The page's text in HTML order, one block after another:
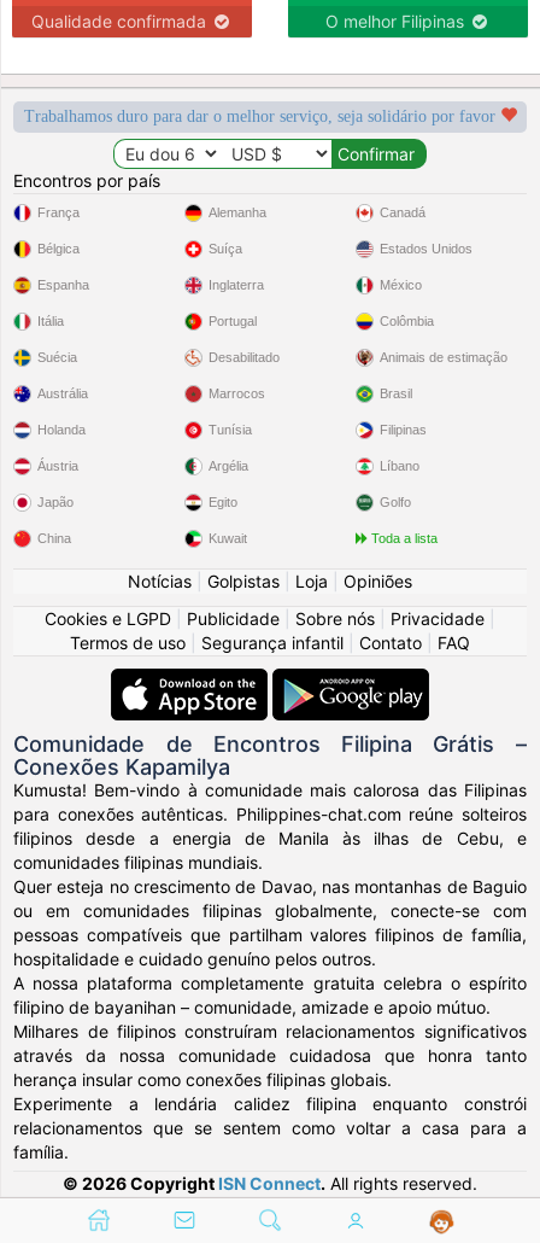
Qualidade confirmada O melhor Filipinas
Trabalhamos duro para dar o melhor serviço, seja solidário por favor
Encontros por país
França
Bélgica
Espanha
Itália
Suécia
Alemanha
Suíça
Inglaterra
Portugal
Desabilitado
Canadá
Estados Unidos
México
Colômbia
Animais de estimação
Austrália
Holanda
Áustria
Japão
China
Marrocos
Tunísia
Argélia
Egito
Kuwait
Brasil
Filipinas
Líbano
Golfo
Toda a lista
Notícias Golpistas Loja
Opiniões
Cookies e LGPD
Publicidade Sobre nós Privacidade
Termos de uso
Segurança infantil Contato FAQ
Comunidade de Encontros Filipina Grátis –
Conexões Kapamilya
Kumusta! Bem-vindo à comunidade mais calorosa das Filipinas
para conexões autênticas. Philippines-chat.com reúne solteiros
filipinos desde a energia de Manila às ilhas de Cebu, e
comunidades filipinas mundiais.
Quer esteja no crescimento de Davao, nas montanhas de Baguio
ou em comunidades filipinas globalmente, conecte-se com
pessoas compatíveis que partilham valores filipinos de família,
hospitalidade e cuidado genuíno pelos outros.
A nossa plataforma completamente gratuita celebra o espírito
filipino de bayanihan – comunidade, amizade e apoio mútuo.
Milhares de filipinos construíram relacionamentos significativos
através da nossa comunidade cuidadosa que honra tanto
herança insular como conexões filipinas globais.
Experimente a lendária calidez filipina enquanto constrói
relacionamentos que se sentem como voltar a casa para a
família.
© 2026 Copyright ISN Connect. All rights reserved.